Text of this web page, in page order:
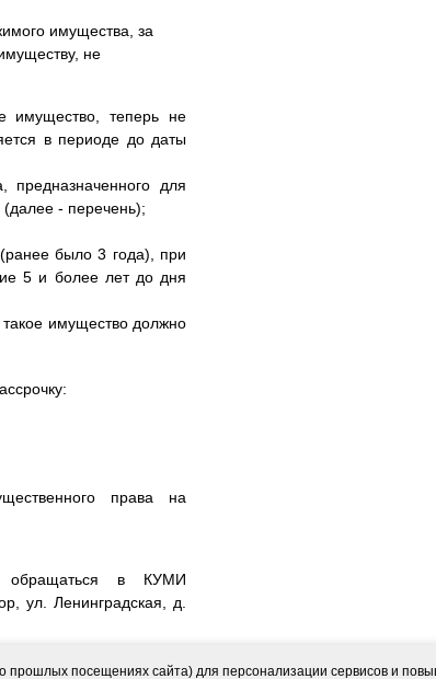
имущества, за
не
имущество, теперь не
в периоде до даты
для
- перечень);
было 3 года), при
5 и более лет до дня
имущество должно
права на
обращаться в КУМИ
ул. Ленинградская, д.
№ 694 (скачать)
прошлых посещениях сайта) для персонализации сервисов и